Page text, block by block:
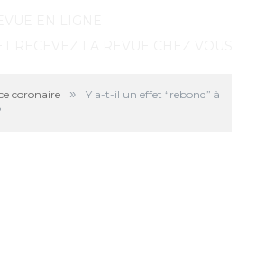
coronaire »
Y a-t-il un effet “rebond” à